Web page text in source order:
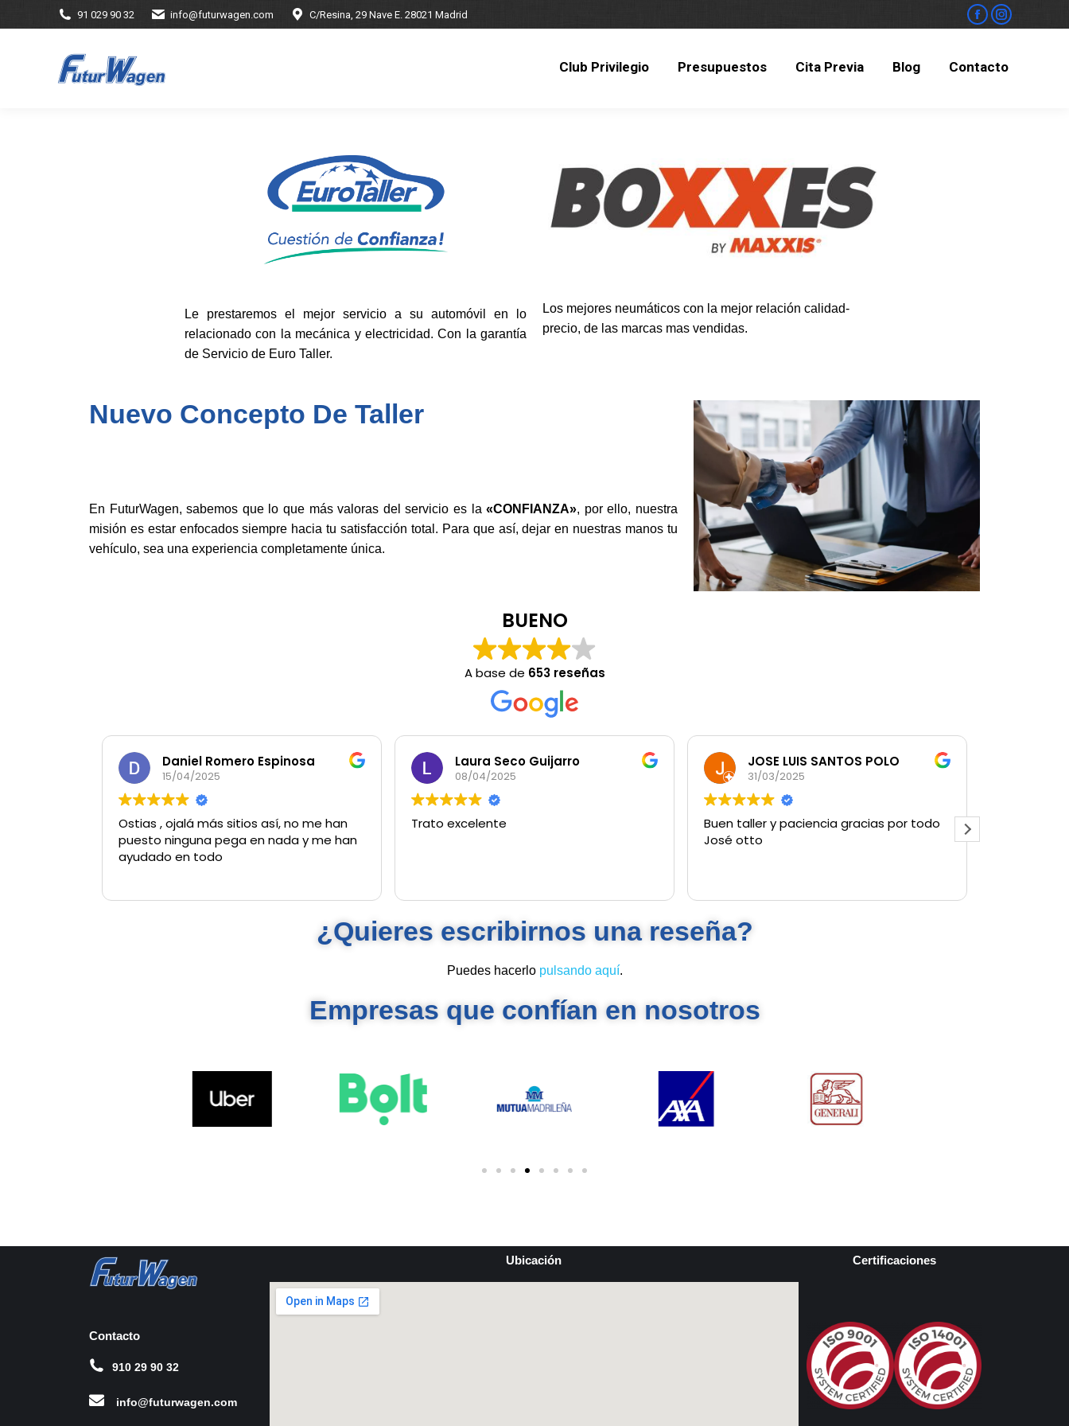
91 029 90 32 info@futurwagen.com C/Resina, 29 Nave E. 28021 Madrid
Club Privilegio Presupuestos Cita Previa Blog Contacto
Le prestaremos el mejor servicio a su automóvil en lo
relacionado con la mecánica y electricidad. Con la garantía
de Servicio de Euro Taller.
Los mejores neumáticos con la mejor relación calidad-
precio, de las marcas mas vendidas.
Nuevo Concepto De Taller
En FuturWagen, sabemos que lo que más valoras del servicio es la«CONFIANZA», por ello, nuestra
misión es estar enfocados siempre hacia tu satisfacción total. Para que así, dejar en nuestras manos tu
vehículo, sea una experiencia completamente única.
BUENO
A base de 653 reseñas
Daniel Romero Espinosa
15/04/2025
Ostias , ojalá más sitios así, no me han
puesto ninguna pega en nada y me han
ayudado en todo
Laura Seco Guijarro
08/04/2025
Trato excelente
JOSE LUIS SANTOS POLO
31/03/2025
Buen taller y paciencia gracias por todo
José otto
¿Quieres escribirnos una reseña?
Puedes hacerlo pulsando aquí.
Empresas que confían en nosotros
Contacto
910 29 90 32
info@futurwagen.com
Ubicación Certificaciones
Contacto